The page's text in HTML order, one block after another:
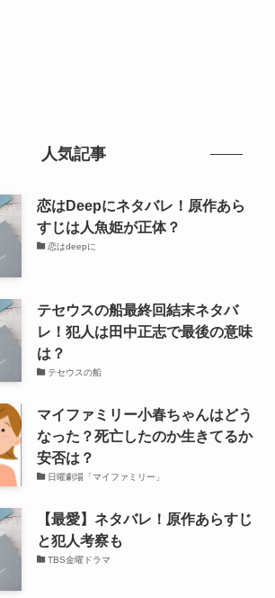
人気記事
恋はDeepにネタバレ！原作あら
すじは人魚姫が正体？
恋はdeepに
テセウスの船最終回結末ネタバ
レ！犯人は田中正志で最後の意味
は？
テセウスの船
マイファミリー小春ちゃんはどう
なった？死亡したのか生きてるか
安否は？
日曜劇場「マイファミリー」
【最愛】ネタバレ！原作あらすじ
と犯人考察も
TBS金曜ドラマ